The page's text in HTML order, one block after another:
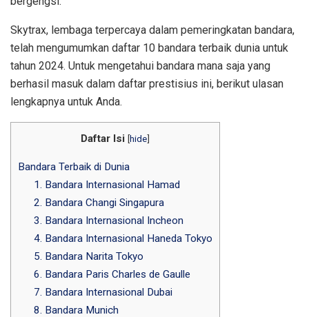
Skytrax, lembaga terpercaya dalam pemeringkatan bandara,
telah mengumumkan daftar 10 bandara terbaik dunia untuk
tahun 2024. Untuk mengetahui bandara mana saja yang
berhasil masuk dalam daftar prestisius ini, berikut ulasan
lengkapnya untuk Anda.
Daftar Isi [hide]
Bandara Terbaik di Dunia
1. Bandara Internasional Hamad
2. Bandara Changi Singapura
3. Bandara Internasional Incheon
4. Bandara Internasional Haneda Tokyo
5. Bandara Narita Tokyo
6. Bandara Paris Charles de Gaulle
7. Bandara Internasional Dubai
8. Bandara Munich